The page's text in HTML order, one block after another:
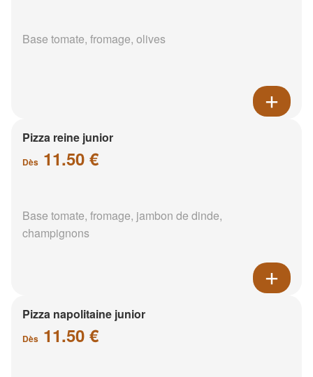
Base tomate, fromage, olives
Pizza reine junior
Dès 11.50 €
Base tomate, fromage, jambon de dinde,
champignons
Pizza napolitaine junior
Dès 11.50 €